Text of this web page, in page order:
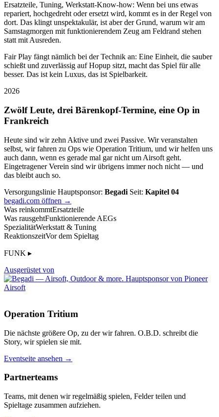
Ersatzteile, Tuning, Werkstatt-Know-how: Wenn bei uns etwas
repariert, hochgedreht oder ersetzt wird, kommt es in der Regel von
dort. Das klingt unspektakulär, ist aber der Grund, warum wir am
Samstagmorgen mit funktionierendem Zeug am Feldrand stehen
statt mit Ausreden.
Fair Play fängt nämlich bei der Technik an: Eine Einheit, die sauber
schießt und zuverlässig auf Hopup sitzt, macht das Spiel für alle
besser. Das ist kein Luxus, das ist Spielbarkeit.
2026
Zwölf Leute, drei Bärenkopf-Termine, eine Op in
Frankreich
Heute sind wir zehn Aktive und zwei Passive. Wir veranstalten
selbst, wir fahren zu Ops wie Operation Tritium, und wir helfen uns
auch dann, wenn es gerade mal gar nicht um Airsoft geht.
Eingetragener Verein sind wir übrigens immer noch nicht — und
das bleibt auch so.
Versorgungslinie Hauptsponsor: Begadi Seit: Kapitel 04
begadi.com öffnen →
Was reinkommtErsatzteile
Was rausgehtFunktionierende AEGs
SpezialitätWerkstatt & Tuning
ReaktionszeitVor dem Spieltag
FUNK ▸
Ausgerüstet von
Operation Tritium
Die nächste größere Op, zu der wir fahren. O.B.D. schreibt die
Story, wir spielen sie mit.
Eventseite ansehen →
Partnerteams
Teams, mit denen wir regelmäßig spielen, Felder teilen und
Spieltage zusammen aufziehen.